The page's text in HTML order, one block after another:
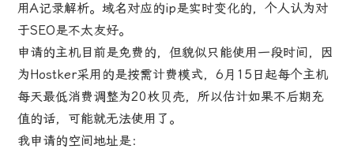
用A记录解析。域名对应的ip是实时变化的，个人认为对
于SEO是不太友好。
申请的主机目前是免费的，但貌似只能使用一段时间，因
为Hostker采用的是按需计费模式，6月15日起每个主机
每天最低消费调整为20枚贝壳，所以估计如果不后期充
值的话，可能就无法使用了。
我申请的空间地址是：